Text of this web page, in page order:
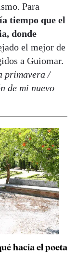
Para
tiempo que el
donde
el mejor de
a Guiomar.
primavera /
de mi nuevo
hacía el poeta